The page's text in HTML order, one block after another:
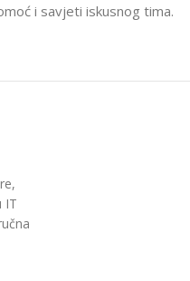
i savjeti iskusnog tima.
IT